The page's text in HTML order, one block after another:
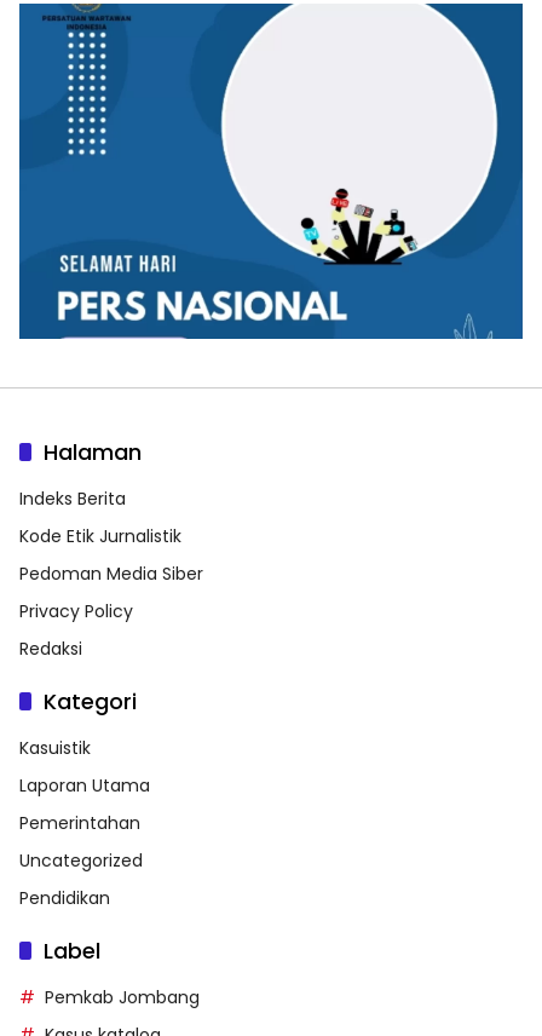
Halaman
Indeks Berita
Kode Etik Jurnalistik
Pedoman Media Siber
Privacy Policy
Redaksi
Kategori
Kasuistik
Laporan Utama
Pemerintahan
Uncategorized
Pendidikan
Label
Pemkab Jombang